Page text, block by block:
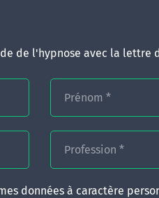
de l'hypnose avec la lettre
Prénom *
Profession *
données à caractère